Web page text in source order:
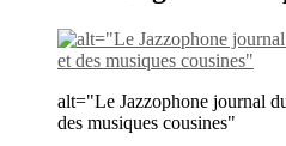
alt="Le Jazzophone journal
des musiques cousines"